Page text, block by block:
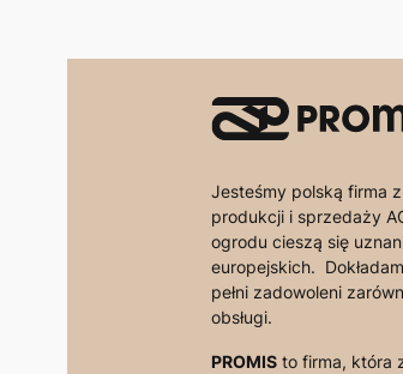
Jesteśmy polską firma
produkcji i sprzedaży
ogrodu cieszą się
europejskich.
pełni zadowoleni
obsługi.
PROMIS to firma, która